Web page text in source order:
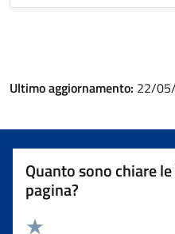
Ultimo aggiornamento: 22/
Quanto sono chiare
pagina?